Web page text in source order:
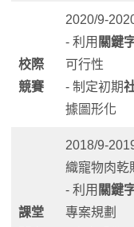
校際
競賽
2020/9-
- 利用 關鍵
可行性
- 制定初期
據圖形化
課堂
2018/9-
織寵物肉乾
- 利用 關鍵
專案規劃